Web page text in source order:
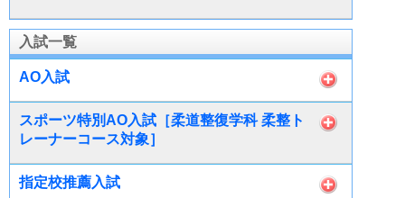
入試一覧
AO入試
スポーツ特別AO入試［柔道整復学科 柔整ト
レーナーコース対象］
指定校推薦入試